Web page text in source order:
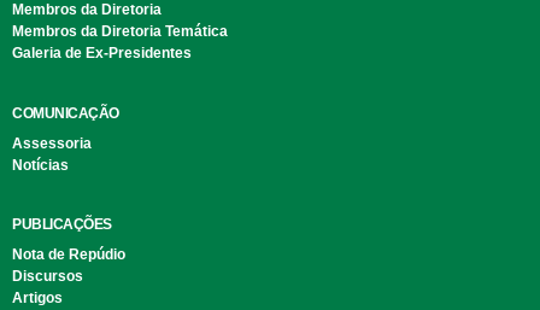
Membros da Diretoria
Membros da Diretoria Temática
Galeria de Ex-Presidentes
COMUNICAÇÃO
Assessoria
Notícias
PUBLICAÇÕES
Nota de Repúdio
Discursos
Artigos